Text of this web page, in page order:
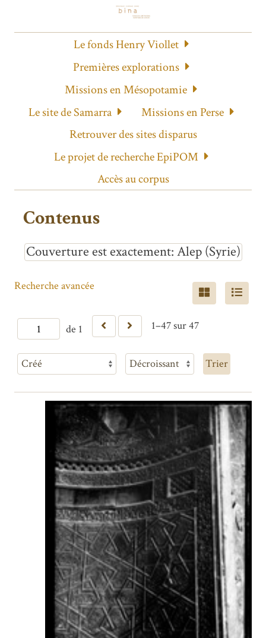
Le fonds Henry Viollet
Premières explorations
Missions en Mésopotamie
Le site de Samarra
Missions en Perse
Retrouver des sites disparus
Le projet de recherche EpiPOM
Accès au corpus
Contenus
Couverture est exactement Alep (Syrie)
de 1 1–47 sur 47
Recherche avancée
Trier